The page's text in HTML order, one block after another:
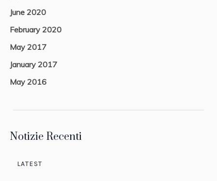
June 2020
February 2020
May 2017
January 2017
May 2016
Notizie Recenti
LATEST